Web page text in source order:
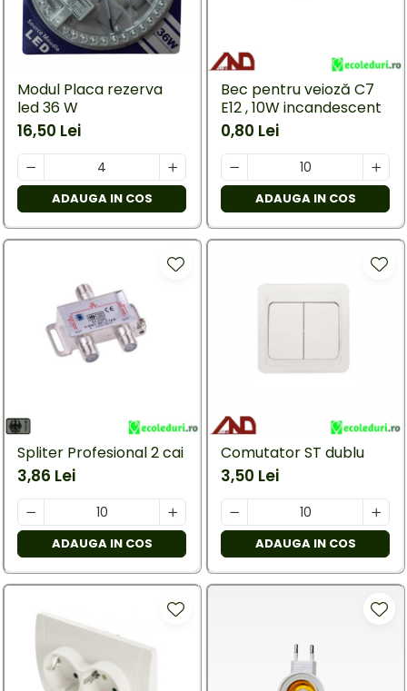
Modul Placa rezerva
led 36 W
16,50 Lei
ADAUGA IN COS
Bec pentru veioză C7
E12 , 10W incandescent
0,80 Lei
ADAUGA IN COS
Spliter Profesional 2 cai
3,86 Lei
ADAUGA IN COS
Comutator ST dublu
3,50 Lei
ADAUGA IN COS